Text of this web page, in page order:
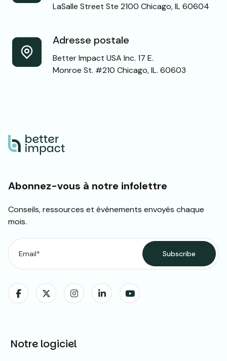
LaSalle Street Ste 2100 Chicago, IL 60604
Adresse postale
Better Impact USA Inc. 17 E.
Monroe St. #210 Chicago, IL. 60603
Abonnez-vous à notre infolettre
Conseils, ressources et événements envoyés chaque
mois.
Notre logiciel